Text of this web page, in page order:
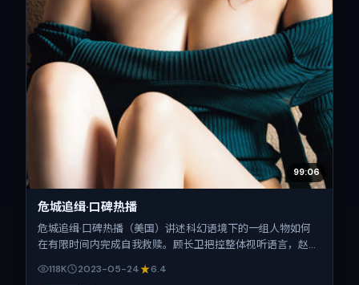
99:06
危城追缉·口碑热播
危城追缉·口碑热播（美国）讲述科幻语境下的一组人物如何
在有限时间内完成自我救赎。顾长卫把控整体视听语言，赵丽
层次丰富。影片定于 2023-05-24 起陆续登陆院线与网络平
118K 2023-05-24 6.4